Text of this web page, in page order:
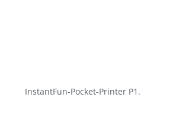
InstantFun-Pocket-Printer P1.